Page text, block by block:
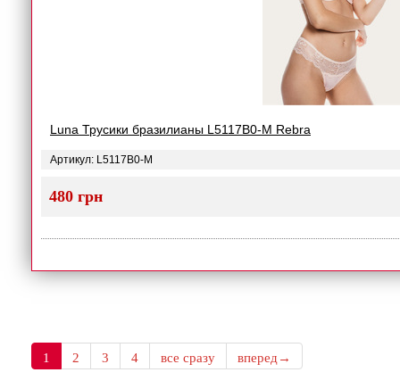
Luna Трусики бразилианы L5117B0-M Rebra
Артикул: L5117B0-M
480 грн
1 2 3 4 все сразу вперед→